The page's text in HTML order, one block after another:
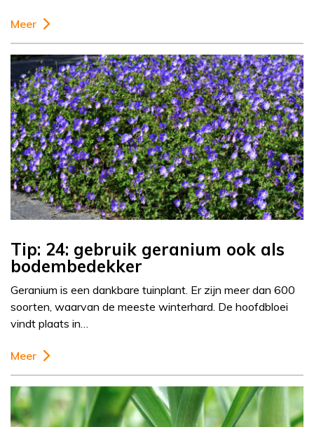
Meer
Tip: 24: gebruik geranium ook als
bodembedekker
Geranium is een dankbare tuinplant. Er zijn meer dan 600
soorten, waarvan de meeste winterhard. De hoofdbloei
vindt plaats in…
Meer